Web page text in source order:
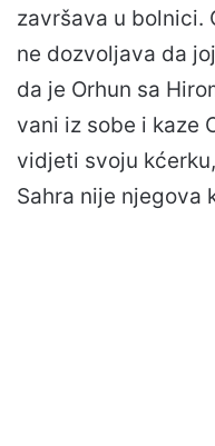
završava u bolnici.
ne dozvoljava da
da je Orhun sa
vani iz sobe i kaze
vidjeti svoju
Sahra nije njegova